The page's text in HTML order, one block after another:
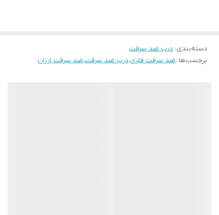
دسته‌بندی: درب ضد سرقت
برچسب‌ها :ضد سرقت فلزی،درب ضد سرقت،ضد سرقت ارزان